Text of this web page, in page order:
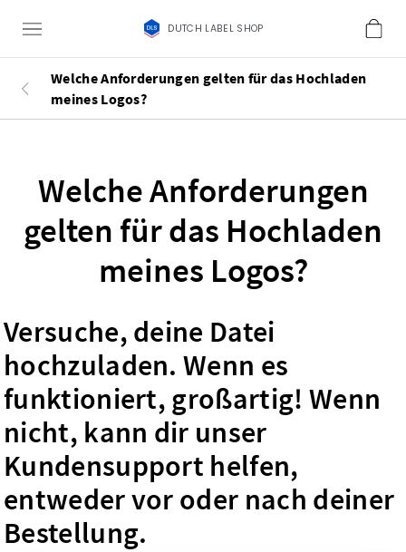
DUTCH LABEL SHOP
Welche Anforderungen gelten für das Hochladen
meines Logos?
Welche Anforderungen
gelten für das Hochladen
meines Logos?
Versuche, deine Datei
hochzuladen. Wenn es
funktioniert, großartig! Wenn
nicht, kann dir unser
Kundensupport helfen,
entweder vor oder nach deiner
Bestellung.